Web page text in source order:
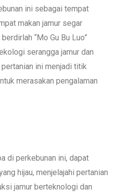
ini sebagai tempat
makan jamur segar
“Mo Gu Bu Luo”
serangga jamur dan
ini menjadi titik
merasakan pengalaman
di perkebunan ini, dapat
hijau, menjelajahi pertanian
jamur berteknologi dan